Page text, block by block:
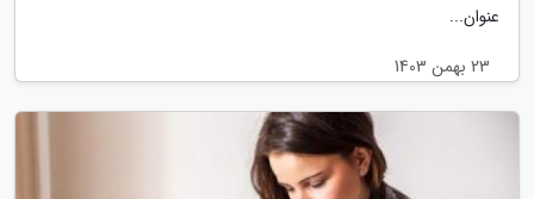
عنوان...
23 بهمن 1403